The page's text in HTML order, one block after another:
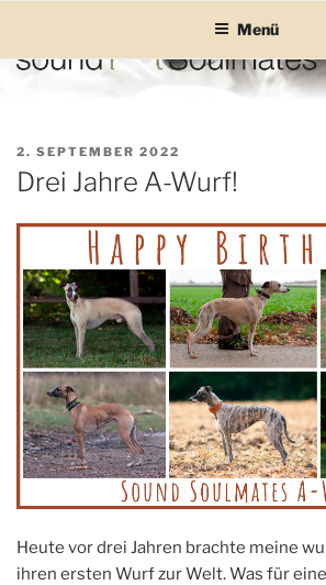
springen
SOUND SOULMATES
sound Soulmates – Whippets fürs Leben!
Menü
VERÖFFENTLICHT
AM
2. SEPTEMBER 2022
Drei Jahre A-Wurf!
Heute vor drei Jahren brachte meine
ihren ersten Wurf zur Welt. Was für